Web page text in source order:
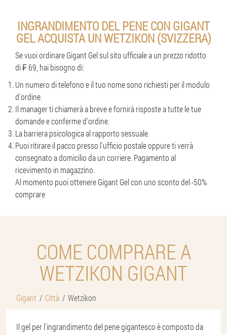
INGRANDIMENTO DEL PENE CON GIGANT
GEL ACQUISTA UN WETZIKON (SVIZZERA)
Se vuoi ordinare Gigant Gel sul sito ufficiale a un prezzo ridotto
di ₣ 69, hai bisogno di:
Un numero di telefono e il tuo nome sono richiesti per il modulo
d'ordine.
Il manager ti chiamerà a breve e fornirà risposte a tutte le tue
domande e conferme d'ordine.
La barriera psicologica al rapporto sessuale.
Puoi ritirare il pacco presso l'ufficio postale oppure ti verrà
consegnato a domicilio da un corriere. Pagamento al
ricevimento in magazzino.
Al momento puoi ottenere Gigant Gel con uno sconto del -50%
comprare
COME COMPRARE A
WETZIKON GIGANT
Gigant Città Wetzikon
Il gel per l'ingrandimento del pene gigantesco è composto da